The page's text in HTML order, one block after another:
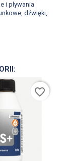
i pływania
dźwięki,
favorite_border